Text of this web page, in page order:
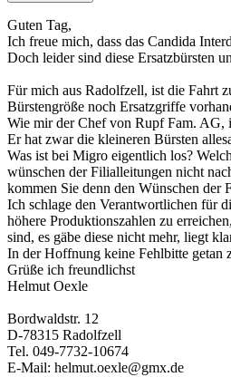
Guten Tag,
Ich freue mich, dass das Candida
Doch leider sind diese Ersatzbürsten
Für mich aus Radolfzell, ist die Fahrt
Bürstengröße noch Ersatzgriffe
Wie mir der Chef von Rupf Fam. AG,
Er hat zwar die kleineren Bürsten
Was ist bei Migro eigentlich los?
wünschen der Filialleitungen nicht
kommen Sie denn den Wünschen der
Ich schlage den Verantwortlichen für
höhere Produktionszahlen zu
sind, es gäbe diese nicht mehr, liegt
In der Hoffnung keine Fehlbitte getan
Grüße ich freundlichst
Helmut Oexle
Bordwaldstr. 12
D-78315 Radolfzell
Tel. 049-7732-10674
E-Mail: helmut.oexle@gmx.de